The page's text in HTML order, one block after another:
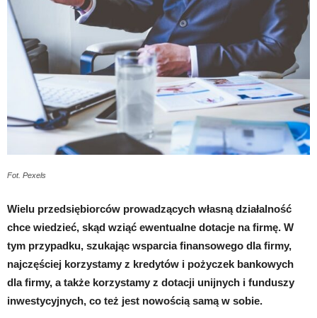
Fot. Pexels
Wielu przedsiębiorców prowadzących własną działalność
chce wiedzieć, skąd wziąć ewentualne dotacje na firmę. W
tym przypadku, szukając wsparcia finansowego dla firmy,
najczęściej korzystamy z kredytów i pożyczek bankowych
dla firmy, a także korzystamy z dotacji unijnych i funduszy
inwestycyjnych, co też jest nowością samą w sobie.